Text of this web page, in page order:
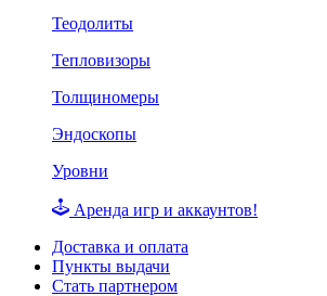
Теодолиты
Тепловизоры
Толщиномеры
Эндоскопы
Уровни
Аренда игр и аккаунтов!
Доставка и оплата
Пункты выдачи
Стать партнером